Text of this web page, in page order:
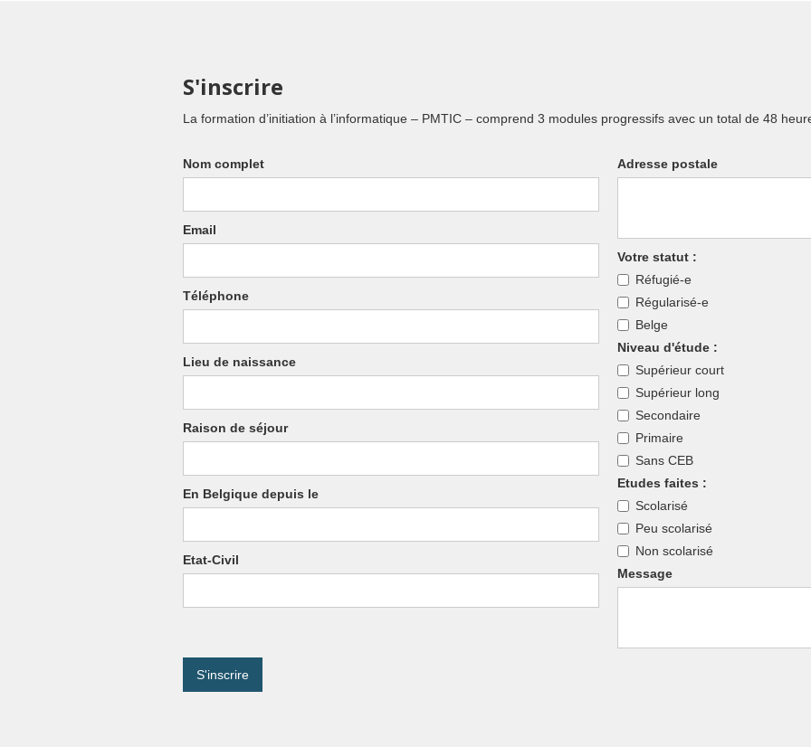
S'inscrire
La formation d’initiation à l’informatique – PMTIC – comprend 3 modules progressifs avec un total de 48
Nom complet
Email
Téléphone
Lieu de naissance
Raison de séjour
En Belgique depuis le
Etat-Civil
Adresse postale
Votre statut :
Réfugié-e
Régularisé-e
Belge
Niveau d'étude :
Supérieur court
Supérieur long
Secondaire
Primaire
Sans CEB
Etudes faites :
Scolarisé
Peu scolarisé
Non scolarisé
Message